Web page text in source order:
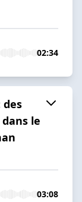
02:34
des
le
03:08